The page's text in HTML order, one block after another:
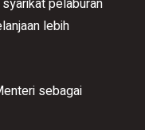
pelaburan
lebih
sebagai